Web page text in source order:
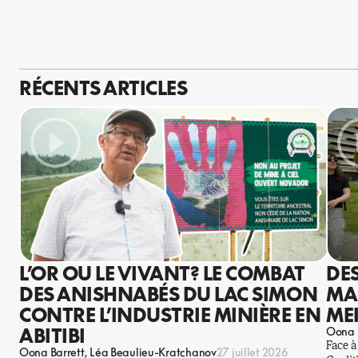
RÉCENTS ARTICLES
L’OR OU LE VIVANT? LE COMBAT
DES ANISHNABÉS DU LAC SIMON
CONTRE L’INDUSTRIE MINIÈRE EN
ABITIBI
Oona Barrett Léa Beaulieu-Kratchanov27 juillet 2026
Oona
Face